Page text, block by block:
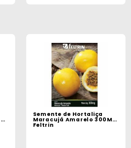
Semente de Hortaliça
Maracujá Amarelo 300Mg
Feltrin